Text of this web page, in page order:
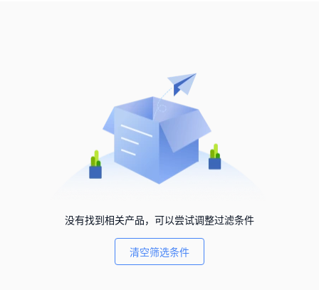
没有找到相关产品，可以尝试调整过滤条件
清空筛选条件